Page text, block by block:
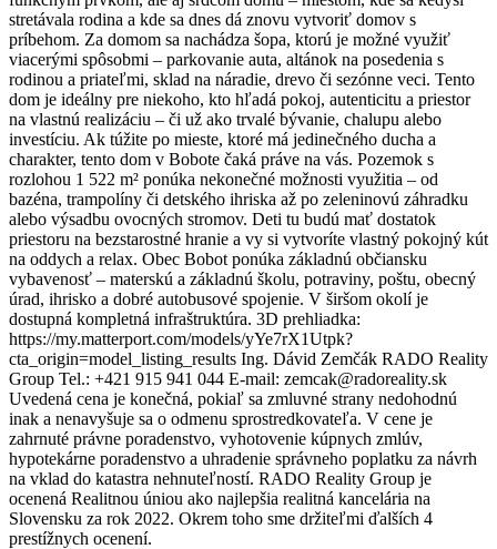
stretávala rodina a kde sa dnes dá znovu vytvoriť domov s
príbehom. Za domom sa nachádza šopa, ktorú je možné využiť
viacerými spôsobmi – parkovanie auta, altánok na posedenia s
rodinou a priateľmi, sklad na náradie, drevo či sezónne veci. Tento
dom je ideálny pre niekoho, kto hľadá pokoj, autenticitu a priestor
na vlastnú realizáciu – či už ako trvalé bývanie, chalupu alebo
investíciu. Ak túžite po mieste, ktoré má jedinečného ducha a
charakter, tento dom v Bobote čaká práve na vás. Pozemok s
rozlohou 1 522 m² ponúka nekonečné možnosti využitia – od
bazéna, trampolíny či detského ihriska až po zeleninovú záhradku
alebo výsadbu ovocných stromov. Deti tu budú mať dostatok
priestoru na bezstarostné hranie a vy si vytvoríte vlastný pokojný kút
na oddych a relax. Obec Bobot ponúka základnú občiansku
vybavenosť – materskú a základnú školu, potraviny, poštu, obecný
úrad, ihrisko a dobré autobusové spojenie. V širšom okolí je
dostupná kompletná infraštruktúra. 3D prehliadka:
https://my.matterport.com/models/yYe7rX1Utpk?
cta_origin=model_listing_results Ing. Dávid Zemčák RADO Reality
Group Tel.: +421 915 941 044 E-mail: zemcak@radoreality.sk
Uvedená cena je konečná, pokiaľ sa zmluvné strany nedohodnú
inak a nenavyšuje sa o odmenu sprostredkovateľa. V cene je
zahrnuté právne poradenstvo, vyhotovenie kúpnych zmlúv,
hypotekárne poradenstvo a uhradenie správneho poplatku za návrh
na vklad do katastra nehnuteľností. RADO Reality Group je
ocenená Realitnou úniou ako najlepšia realitná kancelária na
Slovensku za rok 2022. Okrem toho sme držiteľmi ďalších 4
prestížnych ocenení.